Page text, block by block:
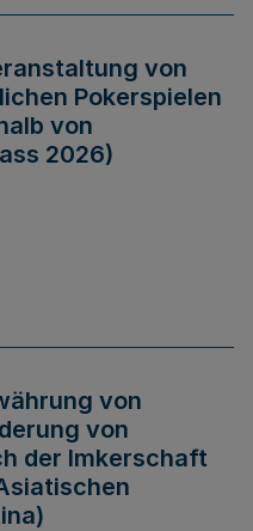
von
Pokerspielen
von
2026)
von
von
der Imkerschaft